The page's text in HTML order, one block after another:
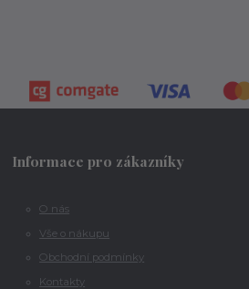
Informace pro zákazníky
O nás
Vše o nákupu
Obchodní podmínky
Kontakty